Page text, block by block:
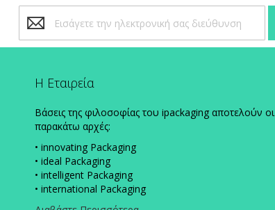
στο
Ενημερωτικό
Η Εταιρεία
Βάσεις της φιλοσοφίας του ipackaging αποτελούν οι
παρακάτω αρχές:
• innovating Packaging
• ideal Packaging
• intelligent Packaging
• international Packaging